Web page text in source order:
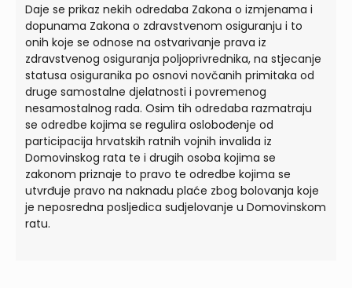
Daje se prikaz nekih odredaba Zakona o izmjenama i
dopunama Zakona o zdravstvenom osiguranju i to
onih koje se odnose na ostvarivanje prava iz
zdravstvenog osiguranja poljoprivrednika, na stjecanje
statusa osiguranika po osnovi novčanih primitaka od
druge samostalne djelatnosti i povremenog
nesamostalnog rada. Osim tih odredaba razmatraju
se odredbe kojima se regulira oslobođenje od
participacija hrvatskih ratnih vojnih invalida iz
Domovinskog rata te i drugih osoba kojima se
zakonom priznaje to pravo te odredbe kojima se
utvrđuje pravo na naknadu plaće zbog bolovanja koje
je neposredna posljedica sudjelovanje u Domovinskom
ratu.